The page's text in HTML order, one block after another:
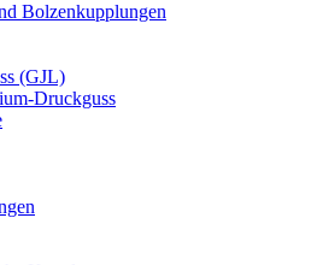
Bolzenkupplungen
(GJL)
Druckguss